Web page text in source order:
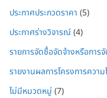
ประกาศประกวดราคา (5)
ประกาศร่างวิจารณ์(4)
รายการจัดซื้อจัดจ้างหรือกา
รายงานผลการโครงการควา
ไม่มีหมวดหมู่ (7)